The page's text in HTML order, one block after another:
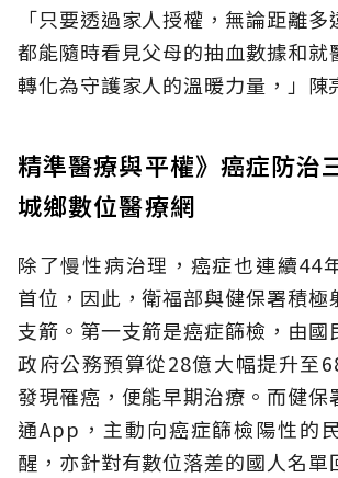
「只要透過家人授權，無論距離
都能隨時看見父母的抽血數據和就
轉化為守護家人的溫暖力量，」陳
精準醫療與平權》癌症防治
城鄉數位醫療網
除了慢性病治理，癌症也連續44
首位，因此，衛福部與健保署積極
支箭。第一支箭是癌症篩檢，由國
政府公務預算從28億大幅提升至
發現罹癌，便能早期治療。而健保
通App，主動向癌症篩檢陽性的
醒，亦針對有數位落差的國人名單